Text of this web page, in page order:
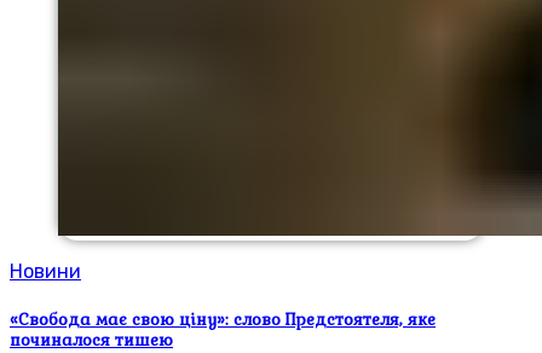
Новини
«Свобода має свою ціну»: слово Предстоятеля, яке
починалося тишею